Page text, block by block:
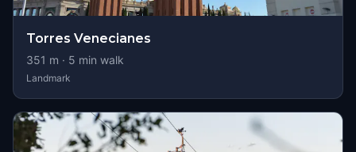
Torres Venecianes
351 m · 5 min walk
Landmark